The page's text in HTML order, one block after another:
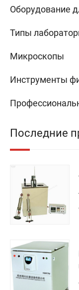
Оборудование
Типы
Микроскопы
Последние